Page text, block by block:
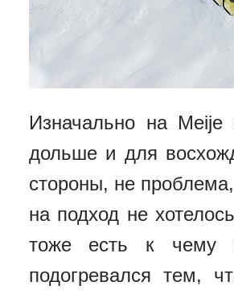
Изначально на
дольше и для
стороны, не
на подход не
тоже есть к чему
подогревался тем,